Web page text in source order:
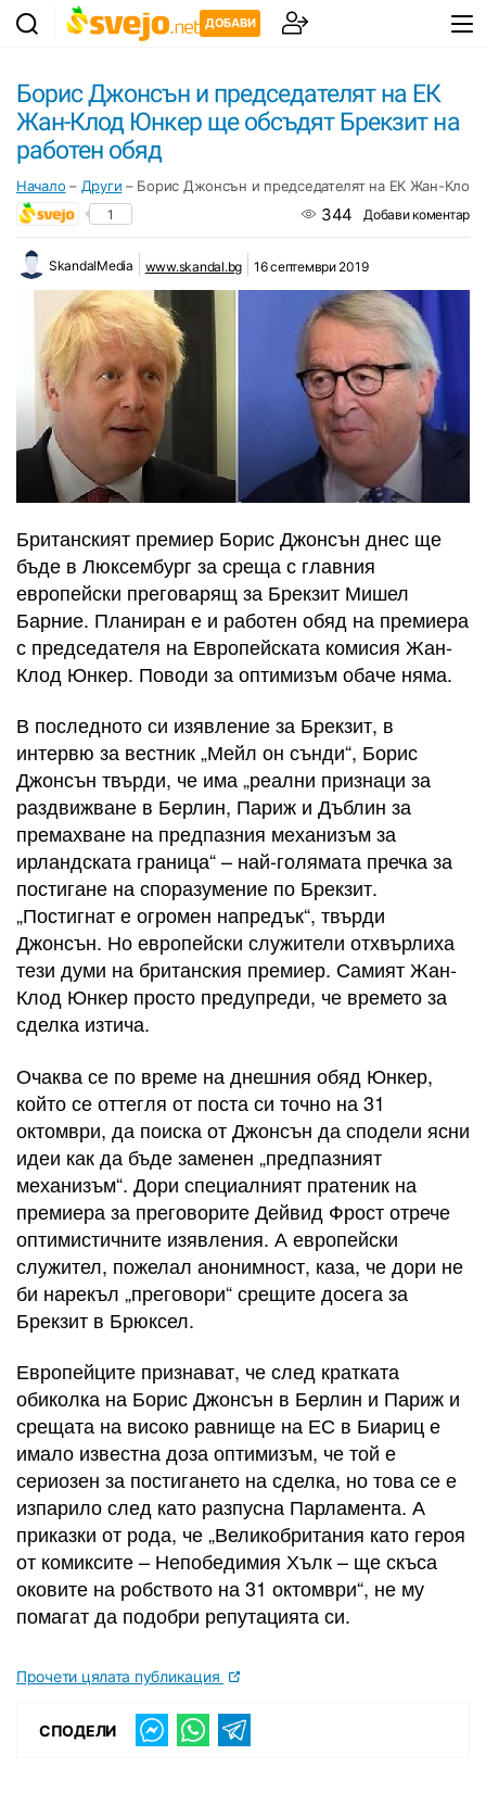
ДОБАВИ
Борис Джонсън и председателят на ЕК
Жан-Клод Юнкер ще обсъдят Брекзит на
работен обяд
Начало – Други – Борис Джонсън и председателят на ЕК Жан-Клод
1 344 Добави коментар
SkandalMedia www.skandal.bg 16 септември 2019
Британският премиер Борис Джонсън днес ще
бъде в Люксембург за среща с главния
европейски преговарящ за Брекзит Мишел
Барние. Планиран е и работен обяд на премиера
с председателя на Европейската комисия Жан-
Клод Юнкер. Поводи за оптимизъм обаче няма.
В последното си изявление за Брекзит, в
интервю за вестник „Мейл он сънди“, Борис
Джонсън твърди, че има „реални признаци за
раздвижване в Берлин, Париж и Дъблин за
премахване на предпазния механизъм за
ирландската граница“ – най-голямата пречка за
постигане на споразумение по Брекзит.
„Постигнат е огромен напредък“, твърди
Джонсън. Но европейски служители отхвърлиха
тези думи на британския премиер. Самият Жан-
Клод Юнкер просто предупреди, че времето за
сделка изтича.
Очаква се по време на днешния обяд Юнкер,
който се оттегля от поста си точно на 31
октомври, да поиска от Джонсън да сподели ясни
идеи как да бъде заменен „предпазният
механизъм“. Дори специалният пратеник на
премиера за преговорите Дейвид Фрост отрече
оптимистичните изявления. А европейски
служител, пожелал анонимност, каза, че дори не
би нарекъл „преговори“ срещите досега за
Брекзит в Брюксел.
Европейците признават, че след кратката
обиколка на Борис Джонсън в Берлин и Париж и
срещата на високо равнище на ЕС в Биариц е
имало известна доза оптимизъм, че той е
сериозен за постигането на сделка, но това се е
изпарило след като разпусна Парламента. А
приказки от рода, че „Великобритания като героя
от комиксите – Непобедимия Хълк – ще скъса
оковите на робството на 31 октомври“, не му
помагат да подобри репутацията си.
Прочети цялата публикация
СПОДЕЛИ